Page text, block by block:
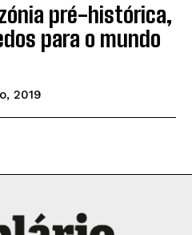
pré-histórica,
para o mundo
2019